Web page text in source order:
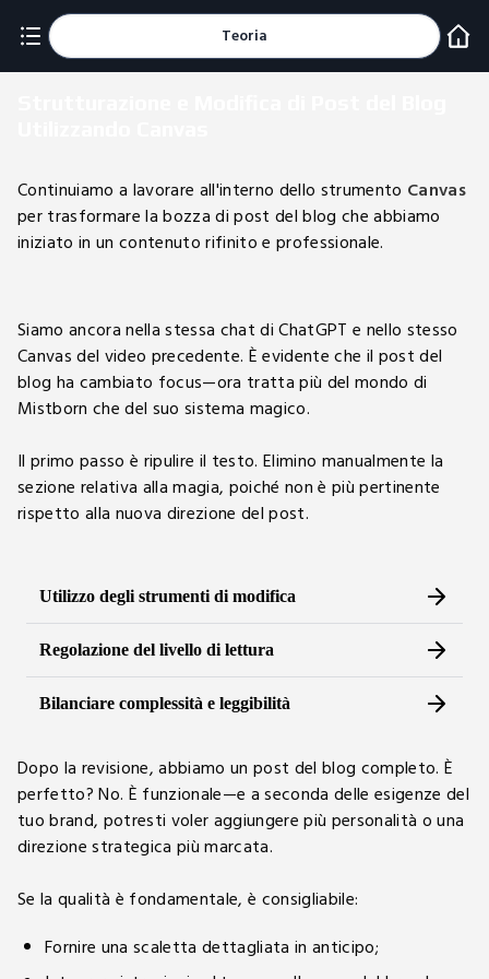
Teoria
Continuiamo a lavorare all'interno dello strumento Canvas
per trasformare la bozza di post del blog che abbiamo
iniziato in un contenuto rifinito e professionale.
Siamo ancora nella stessa chat di ChatGPT e nello stesso
Canvas del video precedente. È evidente che il post del
blog ha cambiato focus—ora tratta più del mondo di
Mistborn che del suo sistema magico.
Il primo passo è ripulire il testo. Elimino manualmente la
sezione relativa alla magia, poiché non è più pertinente
rispetto alla nuova direzione del post.
Dopo la revisione, abbiamo un post del blog completo. È
perfetto? No. È funzionale—e a seconda delle esigenze del
tuo brand, potresti voler aggiungere più personalità o una
direzione strategica più marcata.
Se la qualità è fondamentale, è consigliabile:
Fornire una scaletta dettagliata in anticipo;